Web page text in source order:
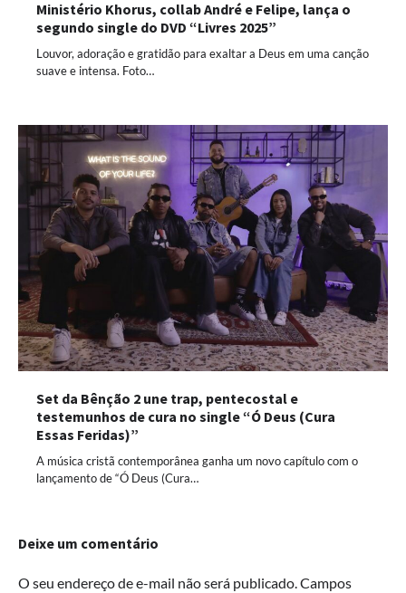
Ministério Khorus, collab André e Felipe, lança o
segundo single do DVD “Livres 2025”
Louvor, adoração e gratidão para exaltar a Deus em uma canção
suave e intensa. Foto…
Set da Bênção 2 une trap, pentecostal e
testemunhos de cura no single “Ó Deus (Cura
Essas Feridas)”
A música cristã contemporânea ganha um novo capítulo com o
lançamento de “Ó Deus (Cura…
Deixe um comentário
O seu endereço de e-mail não será publicado.Campos